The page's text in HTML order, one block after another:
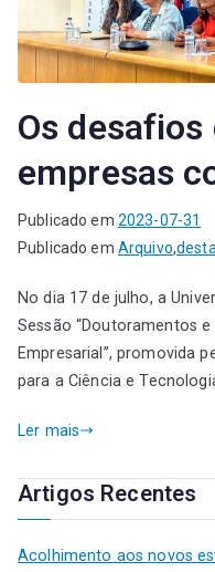
Os
empresas
Publicado em 2023-07-31
Publicado em Arquivo,
No dia 17 de julho, a
Sessão “Doutoramentos
Empresarial”, promovida
para a Ciência e
Ler mais
Artigos Recentes
Acolhimento aos novos